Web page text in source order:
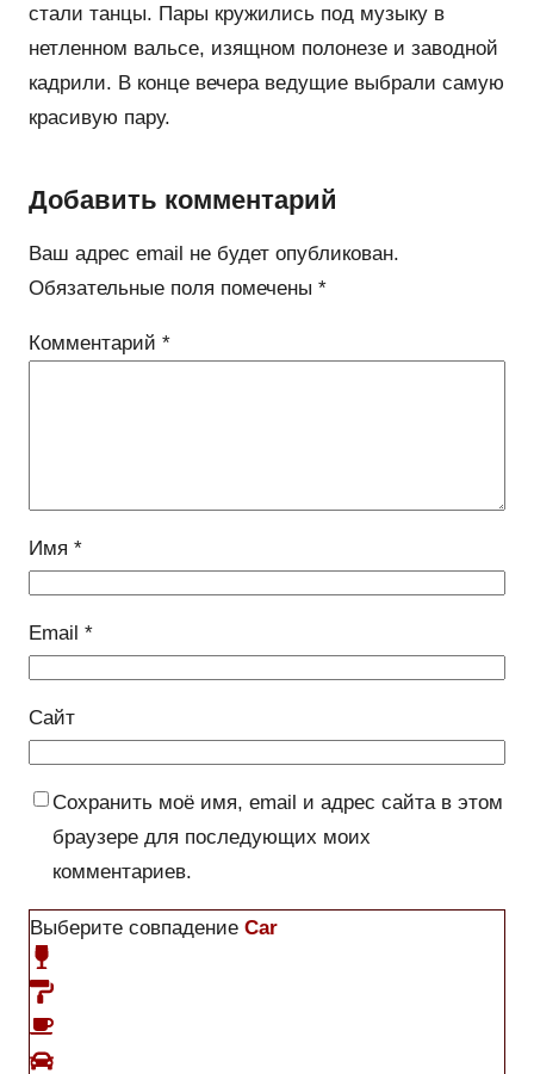
стали танцы. Пары кружились под музыку в
нетленном вальсе, изящном полонезе и заводной
кадрили. В конце вечера ведущие выбрали самую
красивую пару.
Добавить комментарий
Ваш адрес email не будет опубликован.
Обязательные поля помечены *
Комментарий *
Имя *
Email *
Сайт
Сохранить моё имя, email и адрес сайта в этом
браузере для последующих моих
комментариев.
Выберите совпадение Car